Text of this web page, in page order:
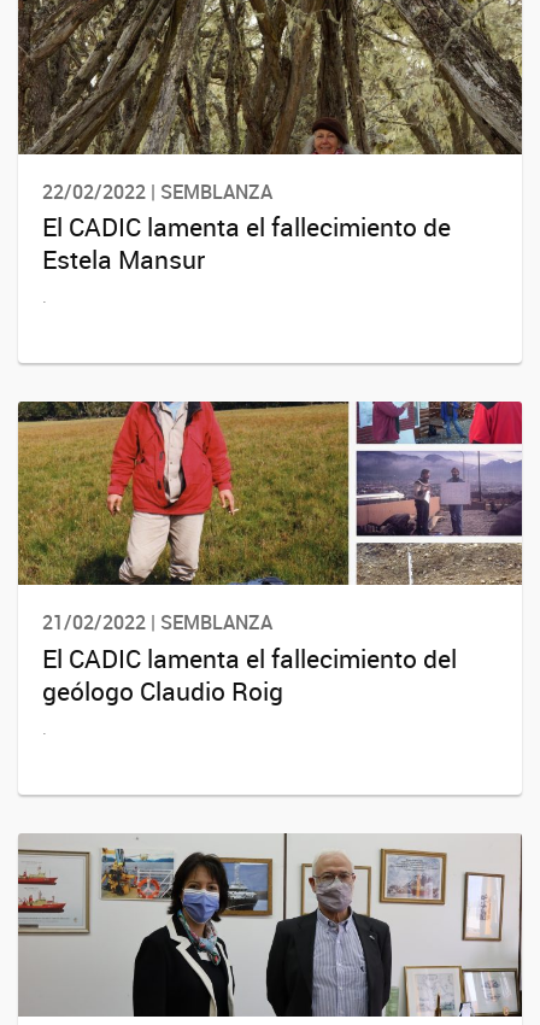
22/02/2022 | SEMBLANZA
El CADIC lamenta el fallecimiento de
Estela Mansur
.
21/02/2022 | SEMBLANZA
El CADIC lamenta el fallecimiento del
geólogo Claudio Roig
.